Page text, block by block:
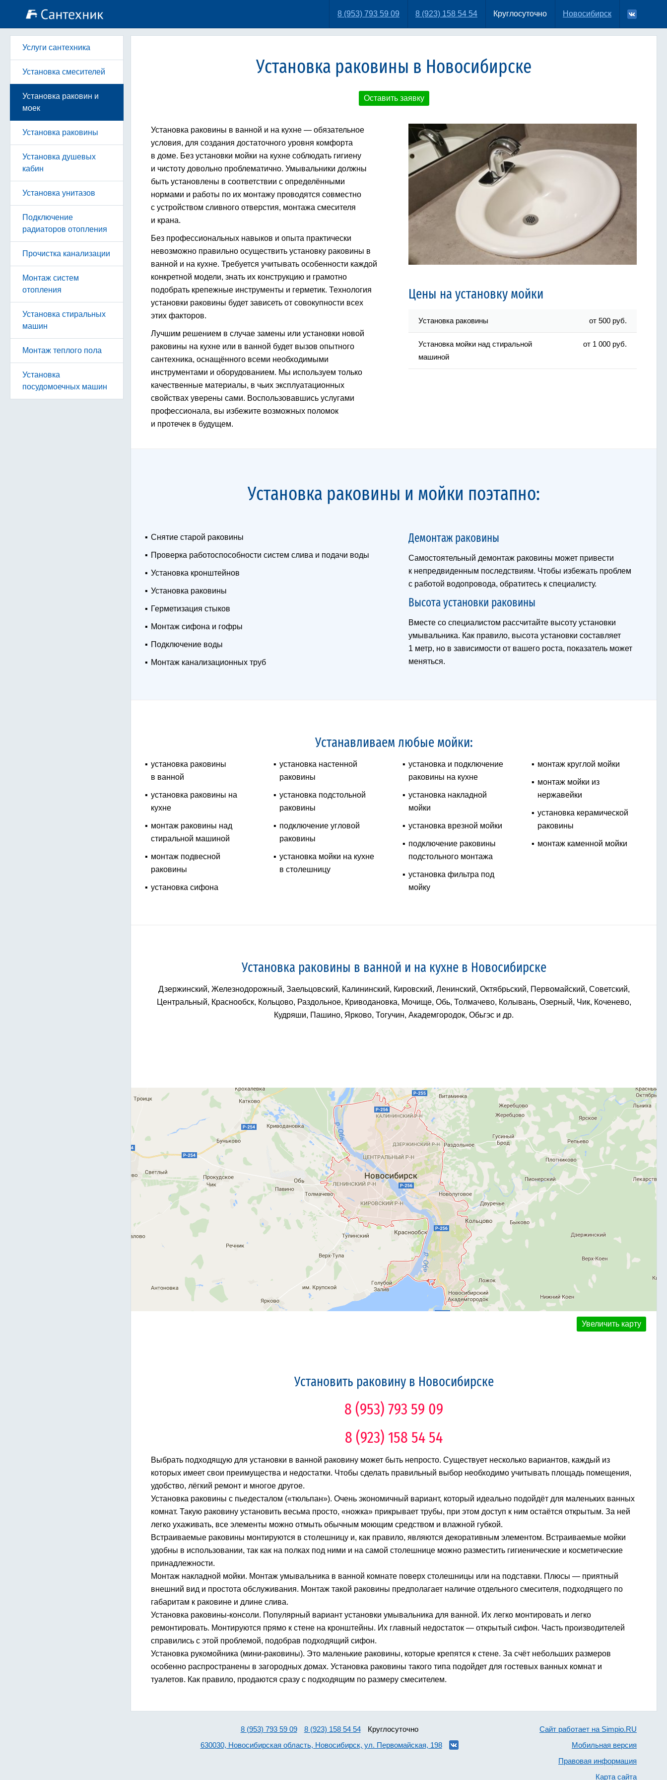
8 (953) 793 59 09 8 (923) 158 54 54 Круглосуточно Новосибирск
Услуги сантехника
Установка смесителей
Установка раковин и
моек
Установка раковины
Установка душевых
кабин
Установка унитазов
Подключение
радиаторов отопления
Прочистка канализации
Монтаж систем
отопления
Установка стиральных
машин
Монтаж теплого пола
Установка
посудомоечных машин
Установка раковины в Новосибирске
Оставить заявку
Установка раковины в ванной и на кухне — обязательное
условия, для создания достаточного уровня комфорта
в доме. Без установки мойки на кухне соблюдать гигиену
и чистоту довольно проблематично. Умывальники должны
быть установлены в соответствии с определёнными
нормами и работы по их монтажу проводятся совместно
с устройством сливного отверстия, монтажа смесителя
и крана.
Без профессиональных навыков и опыта практически
невозможно правильно осуществить установку раковины в
ванной и на кухне. Требуется учитывать особенности каждой
конкретной модели, знать их конструкцию и грамотно
подобрать крепежные инструменты и герметик. Технология
установки раковины будет зависеть от совокупности всех
этих факторов.
Лучшим решением в случае замены или установки новой
раковины на кухне или в ванной будет вызов опытного
сантехника, оснащённого всеми необходимыми
инструментами и оборудованием. Мы используем только
качественные материалы, в чьих эксплуатационных
свойствах уверены сами. Воспользовавшись услугами
профессионала, вы избежите возможных поломок
и протечек в будущем.
Цены на установку мойки
Установка раковины от 500 руб.
Установка мойки над стиральной
машиной
от 1 000 руб.
Установка раковины и мойки поэтапно:
Снятие старой раковины
Проверка работоспособности систем слива и подачи воды
Установка кронштейнов
Установка раковины
Герметизация стыков
Монтаж сифона и гофры
Подключение воды
Монтаж канализационных труб
Демонтаж раковины
Самостоятельный демонтаж раковины может привести
к непредвиденным последствиям. Чтобы избежать проблем
с работой водопровода, обратитесь к специалисту.
Высота установки раковины
Вместе со специалистом рассчитайте высоту установки
умывальника. Как правило, высота установки составляет
1 метр, но в зависимости от вашего роста, показатель может
меняться.
Устанавливаем любые мойки:
установка раковины
в ванной
установка раковины на
кухне
монтаж раковины над
стиральной машиной
монтаж подвесной
раковины
установка сифона
установка настенной
раковины
установка подстольной
раковины
подключение угловой
раковины
установка мойки на кухне
в столешницу
установка и подключение
раковины на кухне
установка накладной
мойки
установка врезной мойки
подключение раковины
подстольного монтажа
установка фильтра под
мойку
монтаж круглой мойки
монтаж мойки из
нержавейки
установка керамической
раковины
монтаж каменной мойки
Установка раковины в ванной и на кухне в Новосибирске
Дзержинский, Железнодорожный, Заельцовский, Калининский, Кировский, Ленинский, Октябрьский, Первомайский, Советский,
Центральный, Краснообск, Кольцово, Раздольное, Криводановка, Мочище, Обь, Толмачево, Колывань, Озерный, Чик, Коченево,
Кудряши, Пашино, Ярково, Тогучин, Академгородок, Обьгэс и др.
Увеличить карту
Установить раковину в Новосибирске
8 (953) 793 59 09
8 (923) 158 54 54
Выбрать подходящую для установки в ванной раковину может быть непросто. Существует несколько вариантов, каждый из
которых имеет свои преимущества и недостатки. Чтобы сделать правильный выбор необходимо учитывать площадь помещения,
удобство, лёгкий ремонт и многое другое.
Установка раковины с пьедесталом («тюльпан»). Очень экономичный вариант, который идеально подойдёт для маленьких ванных
комнат. Такую раковину установить весьма просто, «ножка» прикрывает трубы, при этом доступ к ним остаётся открытым. За ней
легко ухаживать, все элементы можно отмыть обычным моющим средством и влажной губкой.
Встраиваемые раковины монтируются в столешницу и, как правило, являются декоративным элементом. Встраиваемые мойки
удобны в использовании, так как на полках под ними и на самой столешнице можно разместить гигиенические и косметические
принадлежности.
Монтаж накладной мойки. Монтаж умывальника в ванной комнате поверх столешницы или на подставки. Плюсы — приятный
внешний вид и простота обслуживания. Монтаж такой раковины предполагает наличие отдельного смесителя, подходящего по
габаритам к раковине и длине слива.
Установка раковины-консоли. Популярный вариант установки умывальника для ванной. Их легко монтировать и легко
ремонтировать. Монтируются прямо к стене на кронштейны. Их главный недостаток — открытый сифон. Часть производителей
справились с этой проблемой, подобрав подходящий сифон.
Установка рукомойника (мини-раковины). Это маленькие раковины, которые крепятся к стене. За счёт небольших размеров
особенно распространены в загородных домах. Установка раковины такого типа подойдет для гостевых ванных комнат и
туалетов. Как правило, продаются сразу с подходящим по размеру смесителем.
8 (953) 793 59 09 8 (923) 158 54 54
Круглосуточно
630030, Новосибирская область, Новосибирск, ул. Первомайская, 198
Сайт работает на Simpio.RU
Мобильная версия
Правовая информация
Карта сайта